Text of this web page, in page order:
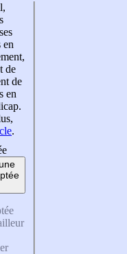
en
de
de
en
.